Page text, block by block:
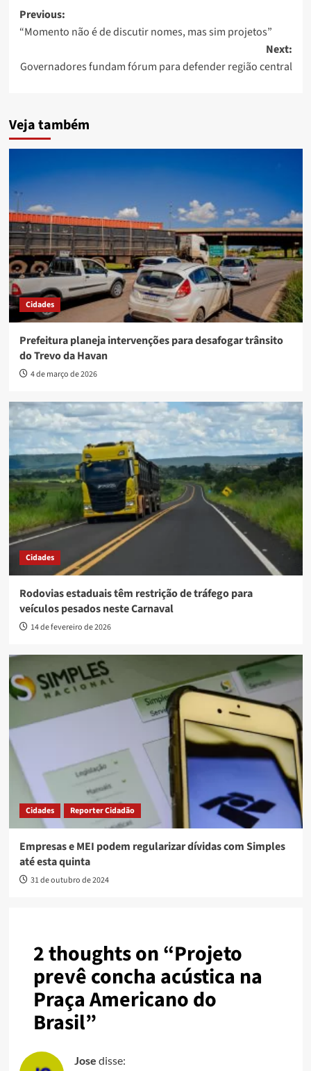
Post
navigation
Previous:
“Momento não é de discutir nomes, mas sim projetos”
Next:
Governadores fundam fórum para defender região central
Veja também
Cidades
Prefeitura planeja intervenções para desafogar trânsito
do Trevo da Havan
4 de março de 2026
Cidades
Rodovias estaduais têm restrição de tráfego para
veículos pesados neste Carnaval
14 de fevereiro de 2026
Cidades Reporter Cidadão
Empresas e MEI podem regularizar dívidas com Simples
até esta quinta
31 de outubro de 2024
2 thoughts on “Projeto
prevê concha acústica na
Praça Americano do
Brasil”
Jose disse: